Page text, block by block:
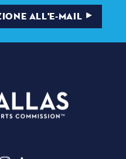
ALL'E-MAIL